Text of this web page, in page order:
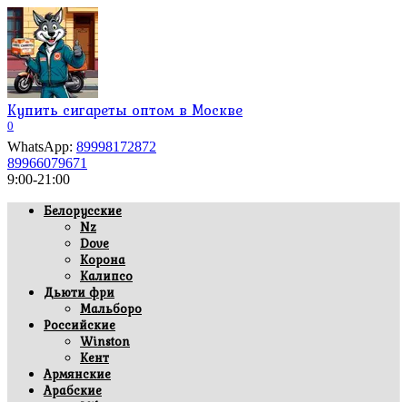
Перейти
к
содержанию
Купить сигареты оптом в Москве
0
WhatsApp: 89998172872
89966079671
9:00-21:00
Белорусские
Nz
Dove
Корона
Калипсо
Дьюти фри
Мальборо
Российские
Winston
Кент
Армянские
Арабские